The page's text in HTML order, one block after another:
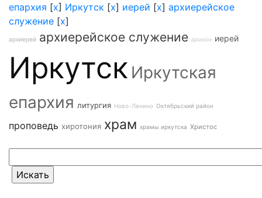
епархия [x] Иркутск [x] иерей [x] архиерейское
служение [x]
архиерей архиерейское служение диакон иерей
Иркутск Иркутская
епархия литургия Ново-Ленино Октябрьский район
проповедь хиротония храм храмы иркутска Христос